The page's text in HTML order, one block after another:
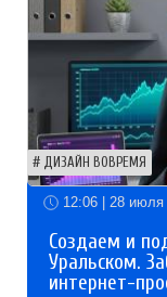
ДИЗАЙН ВОВРЕМЯ
12:06 | 28 июля
Создаем и
Уральском.
интернет-